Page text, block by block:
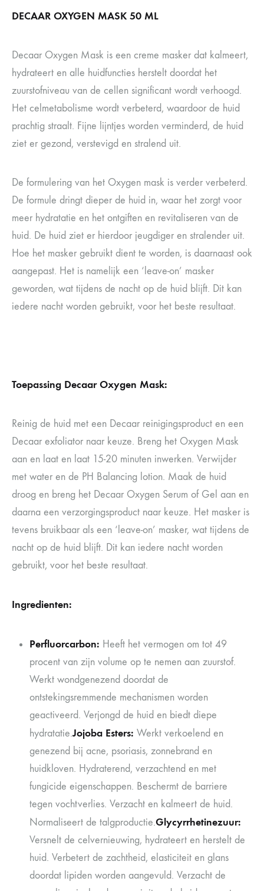
DECAAR OXYGEN MASK 50 ML
Decaar Oxygen Mask is een creme masker dat kalmeert,
hydrateert en alle huidfuncties herstelt doordat het
zuurstofniveau van de cellen significant wordt verhoogd.
Het celmetabolisme wordt verbeterd, waardoor de huid
prachtig straalt. Fijne lijntjes worden verminderd, de huid
ziet er gezond, verstevigd en stralend uit.
De formulering van het Oxygen mask is verder verbeterd.
De formule dringt dieper de huid in, waar het zorgt voor
meer hydratatie en het ontgiften en revitaliseren van de
huid. De huid ziet er hierdoor jeugdiger en stralender uit.
Hoe het masker gebruikt dient te worden, is daarnaast ook
aangepast. Het is namelijk een ‘leave-on’ masker
geworden, wat tijdens de nacht op de huid blijft. Dit kan
iedere nacht worden gebruikt, voor het beste resultaat.
Toepassing Decaar Oxygen Mask:
Reinig de huid met een Decaar reinigingsproduct en een
Decaar exfoliator naar keuze. Breng het Oxygen Mask
aan en laat en laat 15-20 minuten inwerken. Verwijder
met water en de PH Balancing lotion. Maak de huid
droog en breng het Decaar Oxygen Serum of Gel aan en
daarna een verzorgingsproduct naar keuze. Het masker is
tevens bruikbaar als een ‘leave-on’ masker, wat tijdens de
nacht op de huid blijft. Dit kan iedere nacht worden
gebruikt, voor het beste resultaat.
Ingredienten:
Perfluorcarbon: Heeft het vermogen om tot 49
procent van zijn volume op te nemen aan zuurstof.
Werkt wondgenezend doordat de
ontstekingsremmende mechanismen worden
geactiveerd. Verjongd de huid en biedt diepe
hydratatie.Jojoba Esters: Werkt verkoelend en
genezend bij acne, psoriasis, zonnebrand en
huidkloven. Hydraterend, verzachtend en met
fungicide eigenschappen. Beschermt de barriere
tegen vochtverlies. Verzacht en kalmeert de huid.
Normaliseert de talgproductie.Glycyrrhetinezuur:
Versnelt de celvernieuwing, hydrateert en herstelt de
huid. Verbetert de zachtheid, elasticiteit en glans
doordat lipiden worden aangevuld. Verzacht de